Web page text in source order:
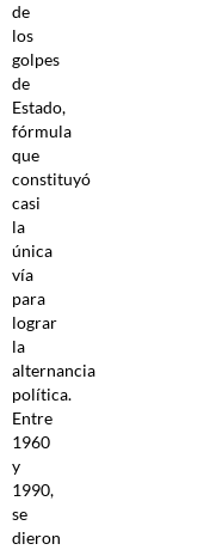
de
los
golpes
de
Estado,
fórmula
que
constituyó
casi
la
única
vía
para
lograr
la
alternancia
política.
Entre
1960
y
1990,
se
dieron